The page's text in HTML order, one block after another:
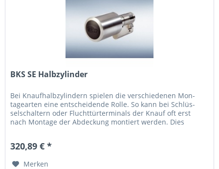
BKS SE Halbzylinder
Bei Knaufhalbzylindern spielen die ver­schie­de­nen Mon­
tage­arten eine ent­schei­dende Rolle. So kann bei Schlüs­
selschaltern oder Flucht­tür­termi­nals der Knauf oft erst
nach Mon­tage der Abde­ckung mon­tiert werden. Dies
320,89 € *
Merken